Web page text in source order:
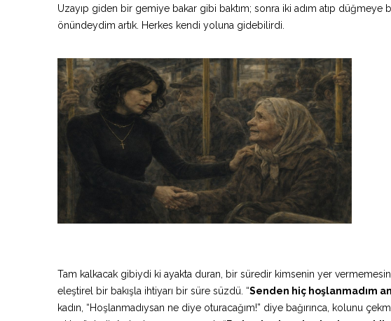
Uzayıp giden bir gemiye bakar gibi baktım; sonra iki adım atıp düğmeye
önündeydim artık. Herkes kendi yoluna gidebilirdi.
Tam kalkacak gibiydi ki ayakta duran, bir süredir kimsenin yer
eleştirel bir bakışla ihtiyarı bir süre süzdü. “Senden hiç hoşlanmadım
kadın, “Hoşlanmadıysan ne diye oturacağım!” diye bağırınca, kolunu